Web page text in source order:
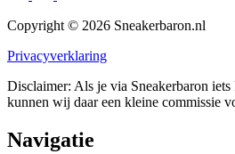
Copyright © 2026 Sneakerbaron.nl
Privacyverklaring
Disclaimer: Als je via Sneakerbaron
kunnen wij daar een kleine commissie
Navigatie